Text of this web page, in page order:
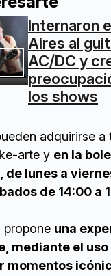
Internaron
Aires al
AC/DC y
los shows
adquirirse a
arte y en la
lunes a
de 14:00 a
propone una
mediante el
momentos